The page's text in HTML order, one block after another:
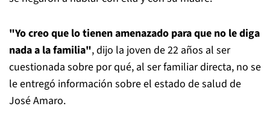
"Yo creo que lo tienen amenazado para que no le diga
nada a la familia", dijo la joven de 22 años al ser
cuestionada sobre por qué, al ser familiar directa, no se
le entregó información sobre el estado de salud de
José Amaro.